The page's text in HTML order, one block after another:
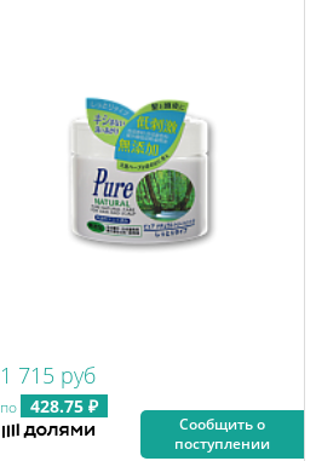
1 715 руб
по 428.75 ₽
Сообщить о
поступлении